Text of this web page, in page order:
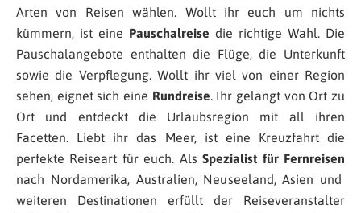
Arten von Reisen wählen. Wollt ihr euch um nichts
kümmern, ist eine Pauschalreise die richtige Wahl. Die
Pauschalangebote enthalten die Flüge, die Unterkunft
sowie die Verpflegung. Wollt ihr viel von einer Region
sehen, eignet sich eine Rundreise. Ihr gelangt von Ort zu
Ort und entdeckt die Urlaubsregion mit all ihren
Facetten. Liebt ihr das Meer, ist eine Kreuzfahrt die
perfekte Reiseart für euch. AlsSpezialist für Fernreisen
nach Nordamerika, Australien, Neuseeland, Asien und
weiteren Destinationen erfüllt der Reiseveranstalter